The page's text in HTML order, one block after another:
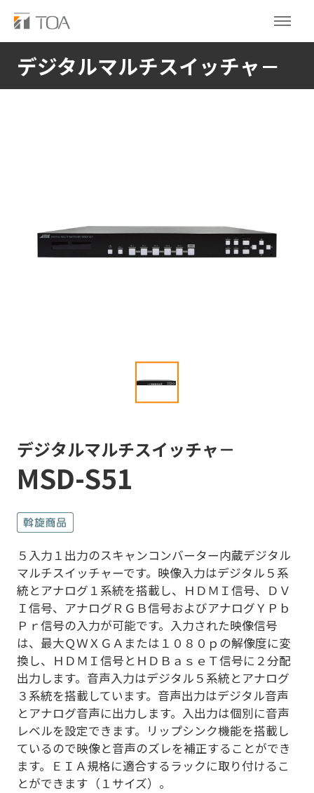
デジタルマルチスイッチャ－
デジタルマルチスイッチャ－
MSD-S51
５入力１出力のスキャンコンバーター内蔵デジタル
マルチスイッチャーです。映像入力はデジタル５系
統とアナログ１系統を搭載し、ＨＤＭＩ信号、ＤＶ
Ｉ信号、アナログＲＧＢ信号およびアナログＹＰｂ
Ｐｒ信号の入力が可能です。入力された映像信号
は、最大ＱＷＸＧＡまたは１０８０ｐの解像度に変
換し、ＨＤＭＩ信号とＨＤＢａｓｅＴ信号に２分配
出力します。音声入力はデジタル５系統とアナログ
３系統を搭載しています。音声出力はデジタル音声
とアナログ音声に出力します。入出力は個別に音声
レベルを設定できます。リップシンク機能を搭載し
ているので映像と音声のズレを補正することができ
ます。ＥＩＡ規格に適合するラックに取り付けるこ
とができます（１サイズ）。